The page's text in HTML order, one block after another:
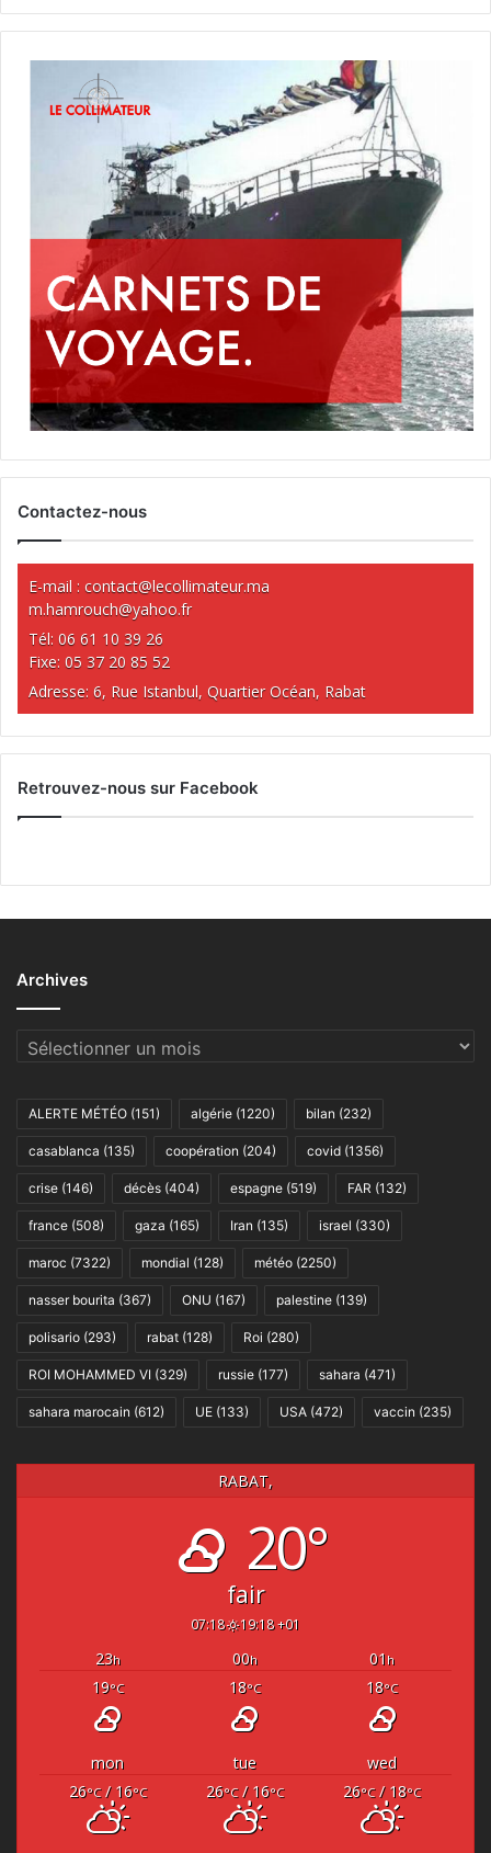
Contactez-nous
E-mail : contact@lecollimateur.ma
m.hamrouch@yahoo.fr
Tél: 06 61 10 39 26
Fixe: 05 37 20 85 52
Adresse: 6, Rue Istanbul, Quartier Océan, Rabat
Retrouvez-nous sur Facebook
Archives
Archives
ALERTE MÉTÉO (151) algérie (1220) bilan (232)
casablanca (135) coopération (204) covid (1356)
crise (146) décès (404) espagne (519) FAR (132)
france (508) gaza (165) Iran (135) israel (330)
maroc (7322) mondial (128) météo (2250)
nasser bourita (367) ONU (167) palestine (139)
polisario (293) rabat (128) Roi (280)
ROI MOHAMMED VI (329) russie (177) sahara (471)
sahara marocain (612) UE (133) USA (472) vaccin (235)
RABAT,
20°
fair
07:18 19:18 +01
23h 00h 01 h
19°C 18°C 18°C
mon tue
wed
26°C/ 16°C 26°C/ 16°C 26°C/ 18°C